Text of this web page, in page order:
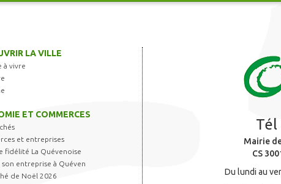
LA VILLE
à vivre
ET COMMERCES
et entreprises
fidélité La Quévenoise
son entreprise à Quéven
de Noël 2026
Tél
Mairie
CS
Du lundi au